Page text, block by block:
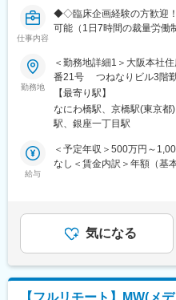
研究所での経験、CMC薬事
通常医薬品メーカー出身が
員として登録しています。
ができ、メーカーと同じレ
■働き方：
◎完全在宅勤務のため、拠
なくてもご就業いただけま
◎お昼休みの時間帯も自由
す。
（自分の業務が終わるよう
・会議や打ち合わせで必要
います）が発生します。
※国内出張の頻度は1~3回/
ん。）
■ワークライフバランス：
仕事内容
◆◇臨床企画経験の方歓迎
可能（1日7時間の裁量労働
◆◇
■仕事内容：
新薬開発における開発戦略
中心とした、コンサルティ
臨床開発の上流工程から関
略策定を支援するポジショ
・規制当局（PMDA等）と
・治験相談戦略の立案およ
連携しながら分担して推進
勤務地
＜勤務地詳細1＞大阪本社
番21号 つねなりビル3階
動喫煙対策：屋内全面禁煙
千代田区丸の内1-11-1 パシ
13階 受動喫煙対策：屋内全
【最寄り駅】
なにわ橋駅、京橋駅(東京
駅、銀座一丁目駅
給与
＜予定年収＞500万円～
なし＜賃金内訳＞年額（基
安の金額であり、選考を通
(月額)は固定手当を含めた表
気になる
【フルリモート】MW(メ